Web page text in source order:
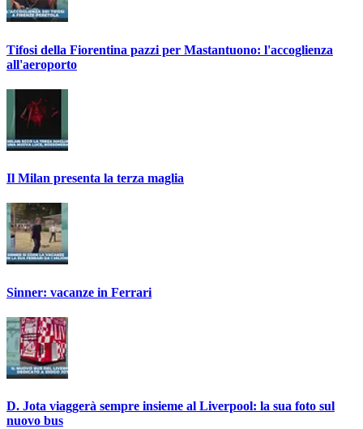
Tifosi della Fiorentina pazzi per Mastantuono: l'accoglienza
all'aeroporto
Il Milan presenta la terza maglia
Sinner: vacanze in Ferrari
D. Jota viaggerà sempre insieme al Liverpool: la sua foto sul
nuovo bus